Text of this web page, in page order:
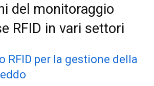
del monitoraggio
RFID in vari settori
RFID per la gestione della